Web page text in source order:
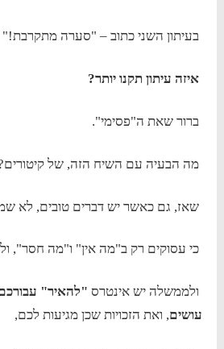
בעיתון השני כתוב – "סערה מתקרבת!"
איזה עיתון תקנו יותר?
ברור שאת ה"פסימי".
מה הבעיה עם השיח הזה, של
שאז, גם כאשר יש דברים טובים, לא
כי עסוקים רק ב"מה אין" ו"מה חסר",
ולממשלה יש אינטרס "להאיר"
עושים, ואת הזכויות שכן מגיעות לכם,